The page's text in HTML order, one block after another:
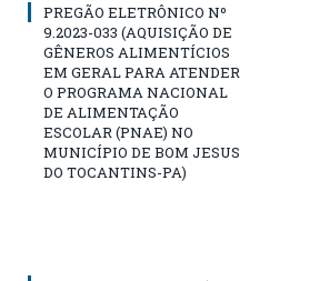
PREGÃO ELETRÔNICO Nº
9.2023-033 (AQUISIÇÃO DE
GÊNEROS ALIMENTÍCIOS
EM GERAL PARA ATENDER
O PROGRAMA NACIONAL
DE ALIMENTAÇÃO
ESCOLAR (PNAE) NO
MUNICÍPIO DE BOM JESUS
DO TOCANTINS-PA)